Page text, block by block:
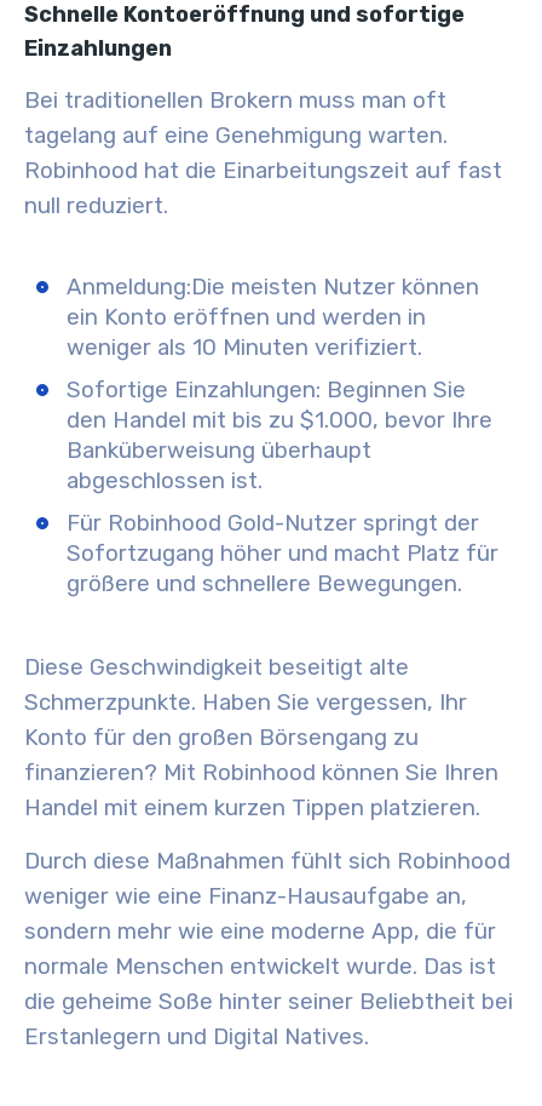
Schnelle Kontoeröffnung und sofortige
Einzahlungen
Bei traditionellen Brokern muss man oft
tagelang auf eine Genehmigung warten.
Robinhood hat die Einarbeitungszeit auf fast
null reduziert.
Anmeldung:Die meisten Nutzer können
ein Konto eröffnen und werden in
weniger als 10 Minuten verifiziert.
Sofortige Einzahlungen: Beginnen Sie
den Handel mit bis zu $1.000, bevor Ihre
Banküberweisung überhaupt
abgeschlossen ist.
Für Robinhood Gold-Nutzer springt der
Sofortzugang höher und macht Platz für
größere und schnellere Bewegungen.
Diese Geschwindigkeit beseitigt alte
Schmerzpunkte. Haben Sie vergessen, Ihr
Konto für den großen Börsengang zu
finanzieren? Mit Robinhood können Sie Ihren
Handel mit einem kurzen Tippen platzieren.
Durch diese Maßnahmen fühlt sich Robinhood
weniger wie eine Finanz-Hausaufgabe an,
sondern mehr wie eine moderne App, die für
normale Menschen entwickelt wurde. Das ist
die geheime Soße hinter seiner Beliebtheit bei
Erstanlegern und Digital Natives.